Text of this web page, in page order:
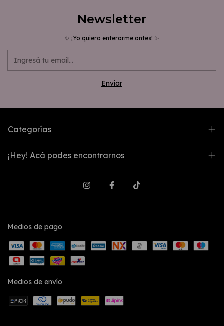
Newsletter
✨ ¡Yo quiero enterarme antes! ✨
Categorías
¡Hey! Acá podes encontrarnos
Medios de pago
Medios de envío